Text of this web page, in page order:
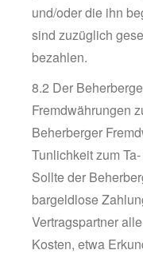
und/oder die ihn
sind zuzüglich
bezahlen.
8.2 Der
Fremdwährungen
Beherberger
Tunlichkeit zum
Sollte der
bargeldlose
Vertragspartner
Kosten, etwa